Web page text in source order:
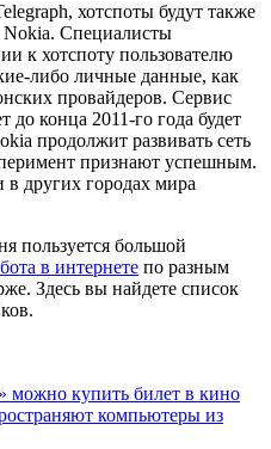
хотспоты будут также
Специалисты
к хотспоту пользователю
либо личные данные, как
провайдеров. Сервис
до конца 2011-го года будет
продолжит развивать сеть
признают успешным.
в других городах мира
пользуется большой
в интернете по разным
Здесь вы найдете список
можно купить билет в кино
компьютеры из